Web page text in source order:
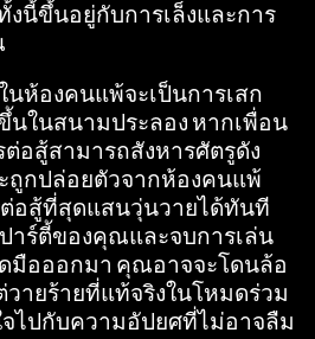
นี้ขึ้นอยู่กับการเล็งและการ
ห้องคนแพ้จะเป็นการเสก
ขึ้นในสนามประลอง หากเพื่อน
อสู้สามารถสังหารศัตรูดัง
ถูกปล่อยตัวจากห้องคนแพ้
ต่อสู้ที่สุดแสนวุ่นวายได้ทันที
ปาร์ตี้ของคุณและจบการเล่น
มือออกมา คุณอาจจะโดนล้อ
วายร้ายที่แท้จริงในโหมดร่วม
ไปกับความอัปยศที่ไม่อาจลืม